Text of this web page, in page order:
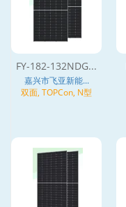
FY-182-132NDG...
嘉兴市飞亚新能...
双面, TOPCon, N型